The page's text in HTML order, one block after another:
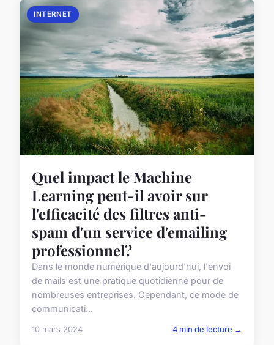
INTERNET
Quel impact le Machine
Learning peut-il avoir sur
l'efficacité des filtres anti-
spam d'un service d'emailing
professionnel?
Dans le monde numérique d'aujourd'hui, l'envoi
de mails est une pratique quotidienne pour de
nombreuses entreprises. Cependant, ce mode de
communicati...
10 mars 2024 4 min de lecture →